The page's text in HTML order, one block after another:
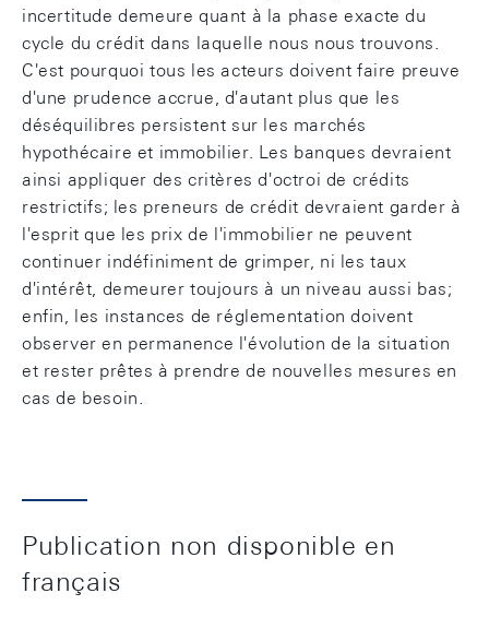
incertitude demeure quant à la phase exacte du
cycle du crédit dans laquelle nous nous trouvons.
C'est pourquoi tous les acteurs doivent faire preuve
d'une prudence accrue, d'autant plus que les
déséquilibres persistent sur les marchés
hypothécaire et immobilier. Les banques devraient
ainsi appliquer des critères d'octroi de crédits
restrictifs; les preneurs de crédit devraient garder à
l'esprit que les prix de l'immobilier ne peuvent
continuer indéfiniment de grimper, ni les taux
d'intérêt, demeurer toujours à un niveau aussi bas;
enfin, les instances de réglementation doivent
observer en permanence l'évolution de la situation
et rester prêtes à prendre de nouvelles mesures en
cas de besoin.
Publication non disponible en
français